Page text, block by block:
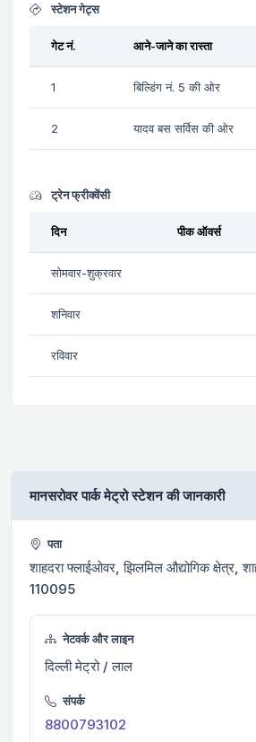
स्टेशन गेट्स
गेट नं. आने-जाने का रास्ता
1 बिल्डिंग नं. 5 की ओर
2 यादव बस सर्विस की ओर
ट्रेन फ्रीक्वेंसी
दिन पीक ऑवर्स
सोमवार-शुक्रवार
शनिवार
रविवार
मानसरोवर पार्क मेट्रो स्टेशन की जानकारी
पता
शाहदरा फ्लाईओवर, झिलमिल औद्योगिक क्षेत्र,
110095
नेटवर्क और लाइन
दिल्ली मेट्रो / लाल
संपर्क
8800793102